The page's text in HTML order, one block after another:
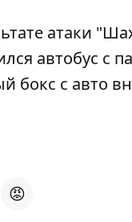
атаки
автобус с
бокс с авто
😡